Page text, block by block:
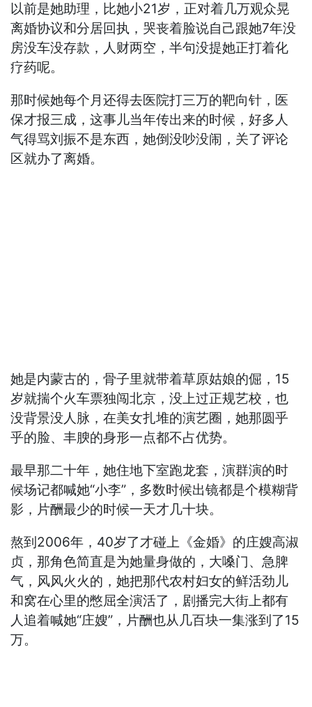
以前是她助理，比她小21岁，正对着几万观众晃
离婚协议和分居回执，哭丧着脸说自己跟她7年没
房没车没存款，人财两空，半句没提她正打着化
疗药呢。
那时候她每个月还得去医院打三万的靶向针，医
保才报三成，这事儿当年传出来的时候，好多人
气得骂刘振不是东西，她倒没吵没闹，关了评论
区就办了离婚。
她是内蒙古的，骨子里就带着草原姑娘的倔，15
岁就揣个火车票独闯北京，没上过正规艺校，也
没背景没人脉，在美女扎堆的演艺圈，她那圆乎
乎的脸、丰腴的身形一点都不占优势。
最早那二十年，她住地下室跑龙套，演群演的时
候场记都喊她“小李”，多数时候出镜都是个模糊背
影，片酬最少的时候一天才几十块。
熬到2006年，40岁了才碰上《金婚》的庄嫂高淑
贞，那角色简直是为她量身做的，大嗓门、急脾
气，风风火火的，她把那代农村妇女的鲜活劲儿
和窝在心里的憋屈全演活了，剧播完大街上都有
人追着喊她“庄嫂”，片酬也从几百块一集涨到了15
万。